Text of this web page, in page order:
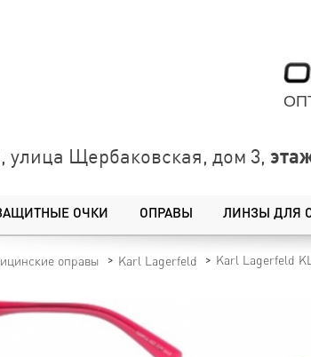
улица Щербаковская, дом 3,
ОЧКИ ОПРАВЫ ЛИНЗЫ ДЛЯ
оправы Karl Lagerfeld Karl Lagerfeld